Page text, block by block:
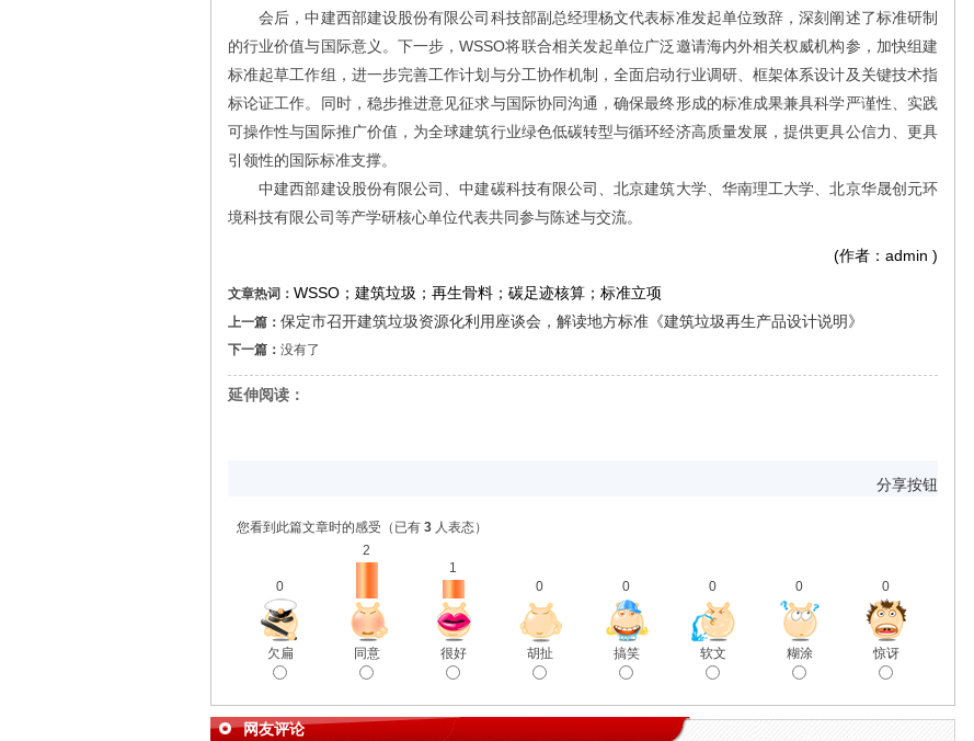
会后，中建西部建设股份有限公司科技部副总经理杨文代表标准发起单位致辞，深刻阐述了标准研制
的行业价值与国际意义。下一步，WSSO将联合相关发起单位广泛邀请海内外相关权威机构参，加快组建
标准起草工作组，进一步完善工作计划与分工协作机制，全面启动行业调研、框架体系设计及关键技术指
标论证工作。同时，稳步推进意见征求与国际协同沟通，确保最终形成的标准成果兼具科学严谨性、实践
可操作性与国际推广价值，为全球建筑行业绿色低碳转型与循环经济高质量发展，提供更具公信力、更具
引领性的国际标准支撑。
中建西部建设股份有限公司、中建碳科技有限公司、北京建筑大学、华南理工大学、北京华晟创元环
境科技有限公司等产学研核心单位代表共同参与陈述与交流。
(作者：admin )
文章热词： WSSO；建筑垃圾；再生骨料；碳足迹核算；标准立项
上一篇： 保定市召开建筑垃圾资源化利用座谈会，解读地方标准《建筑垃圾再生产品设计说明》
下一篇： 没有了
延伸阅读：
分享按钮
您看到此篇文章时的感受 （已有 3 人表态）
0
欠扁
2
同意
1
很好
0
胡扯
0
搞笑
0
软文
0
糊涂
0
惊讶
网友评论